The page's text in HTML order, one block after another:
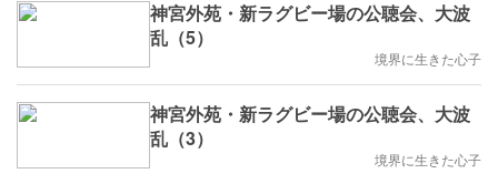
神宮外苑・新ラグビー場の公聴会、大波
乱（5）
境界に生きた心子
神宮外苑・新ラグビー場の公聴会、大波
乱（3）
境界に生きた心子